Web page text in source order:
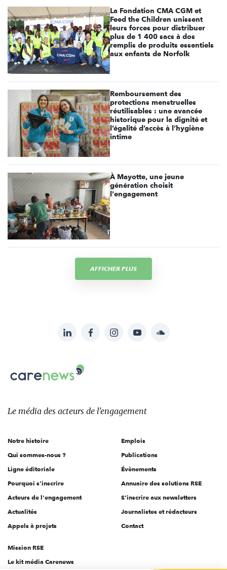
La Fondation CMA CGM et
Feed the Children unissent
leurs forces pour distribuer
plus de 1 400 sacs à dos
remplis de produits essentiels
aux enfants de Norfolk
Remboursement des
protections menstruelles
réutilisables : une avancée
historique pour la dignité et
l’égalité d’accès à l’hygiène
intime
À Mayotte, une jeune
génération choisit
l'engagement
AFFICHER PLUS
sur:
LinkedInFacebookInstagramYouTubeSoundcloud
Carenews,
Le
des
l'engagement
Le média des acteurs de l'engagement
Notre histoire
Qui sommes-nous ?
Ligne éditoriale
Pourquoi s'inscrire
Acteurs de l'engagement
Actualités
Appels à projets
Emplois
Publications
Évènements
Annuaire des solutions RSE
S'inscrire aux newsletters
Journalistes et rédacteurs
Contact
Mission RSE
Le kit média Carenews